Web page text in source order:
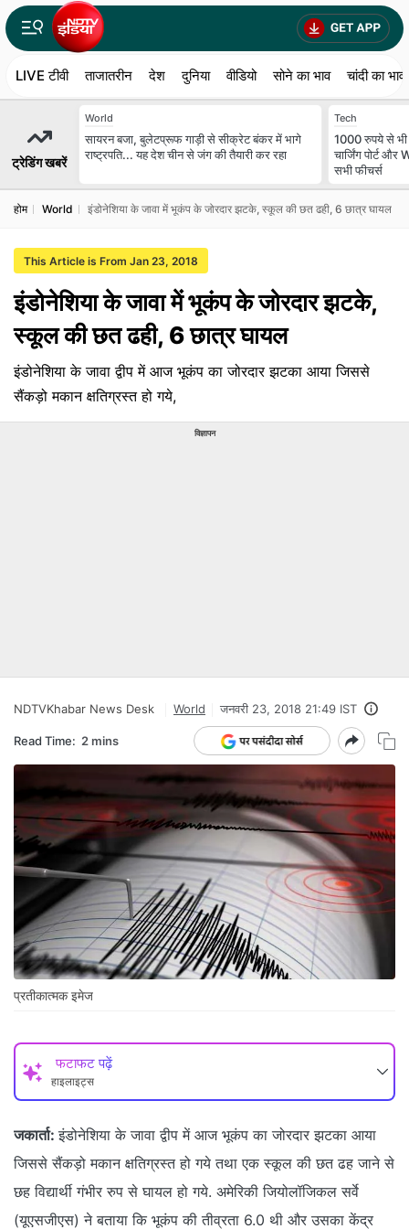
LIVE टीवी ताजातरीन देश दुनिया वीडियो सोने का भाव चांदी का भाव
ट्रेडिंग खबरें
World
सायरन बजा, बुलेटप्रूफ गाड़ी से सीक्रेट बंकर में भागे
राष्ट्रपति... यह देश चीन से जंग की तैयारी कर रहा
Tech
1000 रुपये से
चार्जिंग पोर्ट
सभी फीचर्स
होम World इंडोनेशिया के जावा में भूकंप के जोरदार झटके, स्कूल की छत ढही, 6 छात्र घायल
This Article is From Jan 23, 2018
इंडोनेशिया के जावा में भूकंप के जोरदार झटके,
स्कूल की छत ढही, 6 छात्र घायल
इंडोनेशिया के जावा द्वीप में आज भूकंप का जोरदार झटका आया जिससे
सैंकड़ो मकान क्षतिग्रस्त हो गये,
विज्ञापन
NDTVKhabar News Desk World जनवरी 23, 2018 21:49 IST
Read Time: 2 mins
प्रतीकात्मक इमेज
फटाफट पढ़ें
हाइलाइट्स
जकार्ता: इंडोनेशिया के जावा द्वीप में आज भूकंप का जोरदार झटका आया
जिससे सैंकड़ो मकान क्षतिग्रस्त हो गये तथा एक स्कूल की छत ढह जाने से
छह विद्यार्थी गंभीर रुप से घायल हो गये. अमेरिकी जियोलॉजिकल सर्वे
(यूएसजीएस) ने बताया कि भूकंप की तीव्रता 6.0 थी और उसका केंद्र